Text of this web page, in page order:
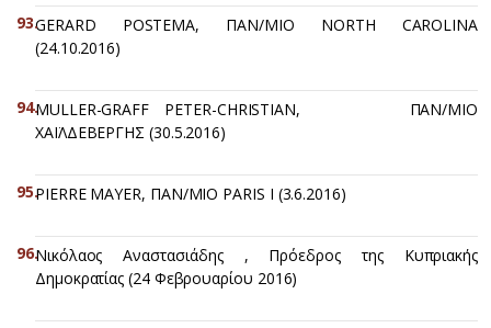
GERARD POSTEMA, ΠΑΝ/ΜΙΟ NORTH CAROLINA
(24.10.2016)
MULLER-GRAFF PETER-CHRISTIAN, ΠΑΝ/ΜΙΟ
ΧΑΪΛΔΕΒΕΡΓΗΣ (30.5.2016)
PIERRE MAYER, ΠΑΝ/ΜΙΟ PARIS I (3.6.2016)
Νικόλαος Αναστασιάδης , Πρόεδρος της Κυπριακής
Δημοκρατίας (24 Φεβρουαρίου 2016)